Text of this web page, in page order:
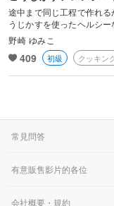
途中まで同じ工程で作れ
うじかすを使ったヘルシー
野崎 ゆみこ
409 初級 クッキン
常見問答
有意販售影片的各位
会社概要・規約